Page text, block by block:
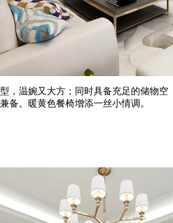
，温婉又大方；同时具备充足的储物空
备。暖黄色餐椅增添一丝小情调。